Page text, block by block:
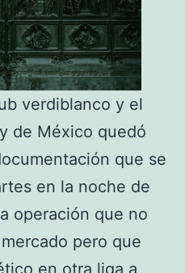
verdiblanco y el
de México quedó
que se
en la noche de
operación que no
pero que
en otra liga a